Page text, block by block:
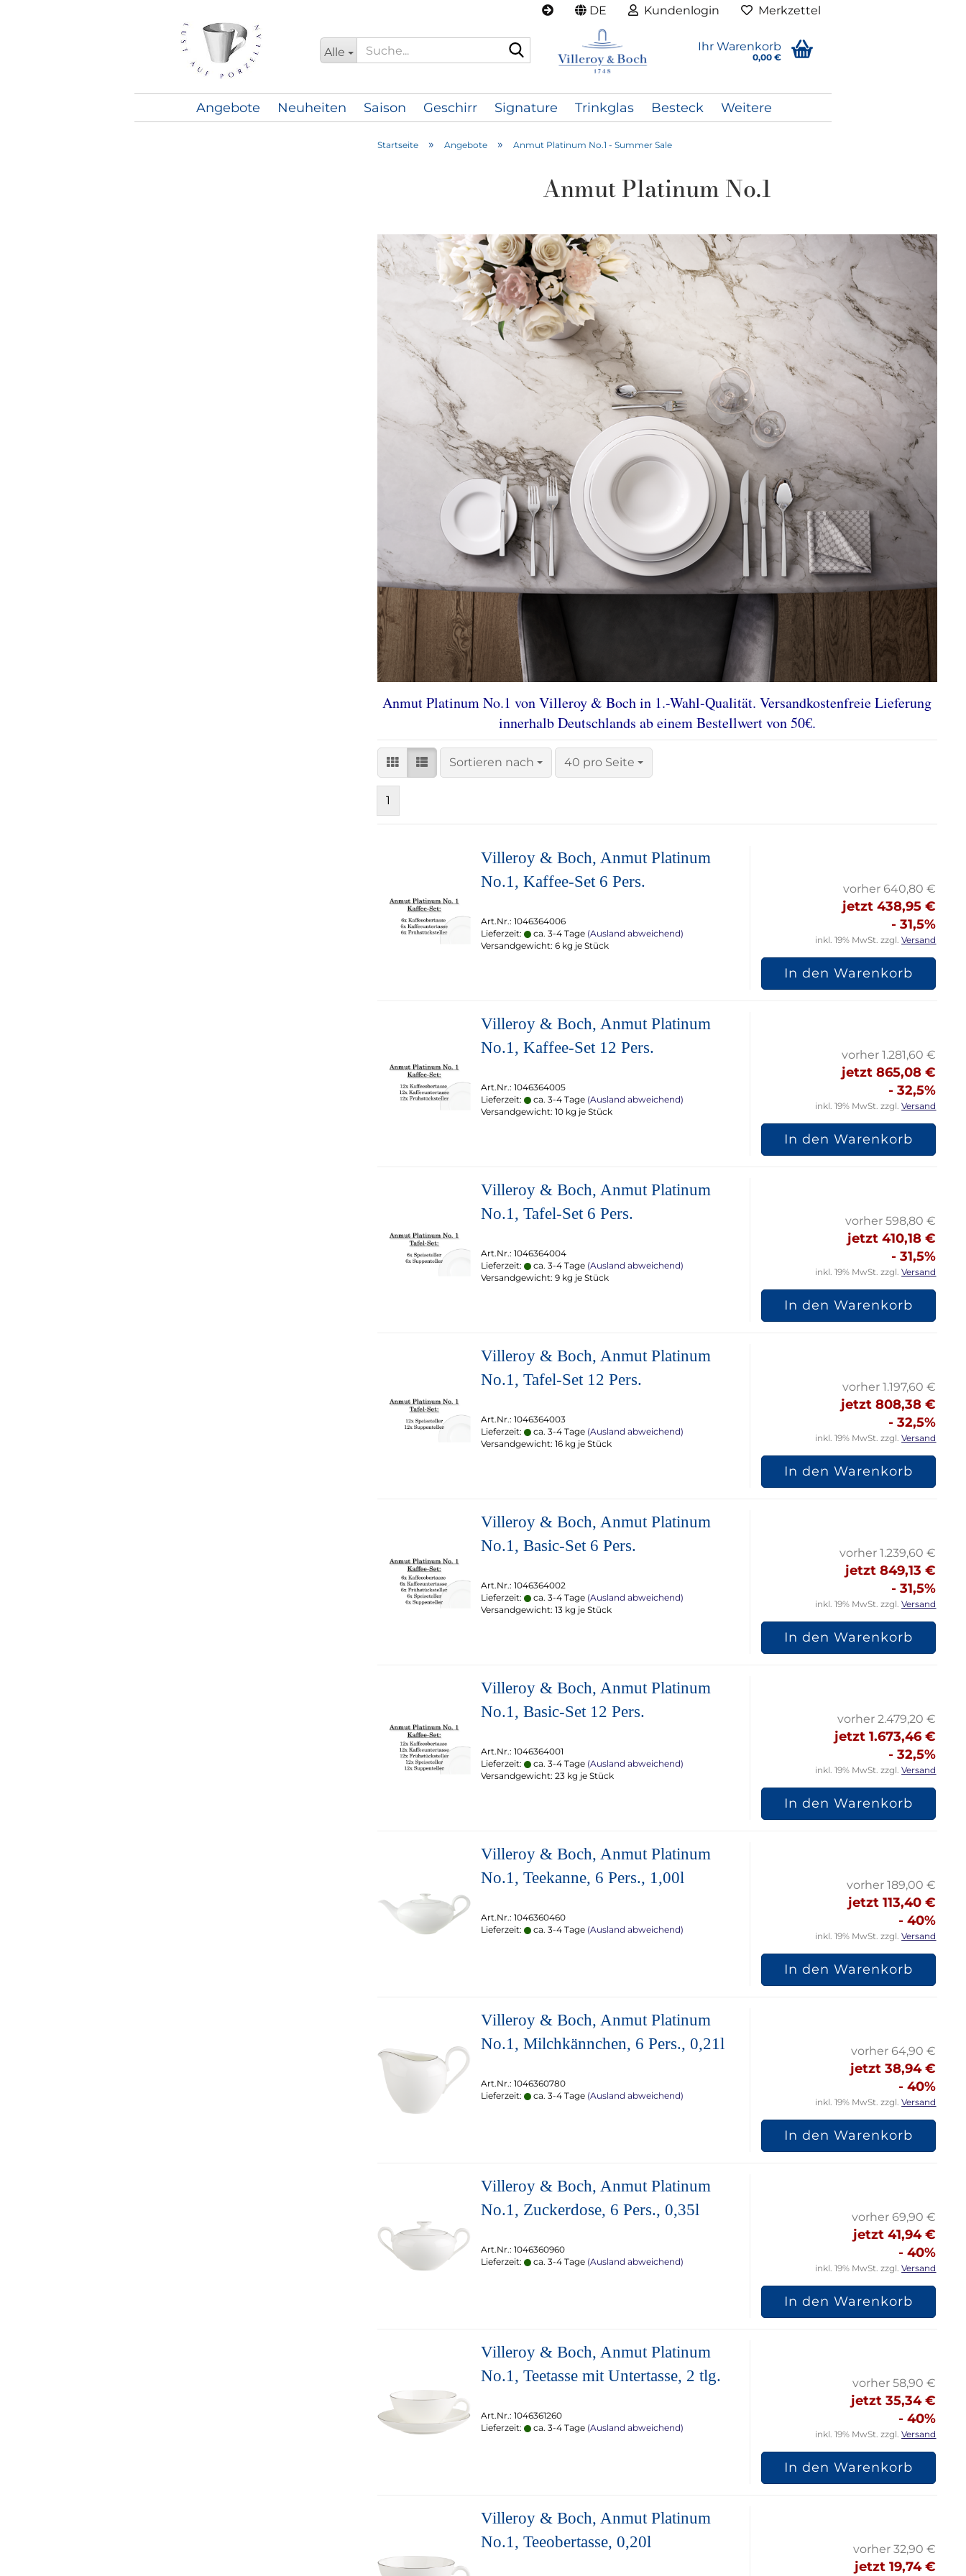
DE Kundenlogin Merkzettel
Alle Ihr Warenkorb
0,00 €
Angebote Neuheiten Saison Geschirr Signature Trinkglas Besteck Weitere
Startseite » Angebote » Anmut Platinum No.1 - Summer Sale
Anmut Platinum No.1
Anmut Platinum No.1 von Villeroy & Boch in 1.-Wahl-Qualität. Versandkostenfreie Lieferung
innerhalb Deutschlands ab einem Bestellwert von 50€.
Sortieren nach
Sortieren nach 40 pro Seite
pro Seite
1
Villeroy & Boch, Anmut Platinum
No.1, Kaffee-Set 6 Pers.
Art.Nr.: 1046364006
Lieferzeit:
ca. 3-4 Tage (Ausland abweichend)
Versandgewicht:6 kg je Stück
vorher 640,80 €
jetzt 438,95 €
- 31,5%
inkl. 19% MwSt. zzgl.Versand
In den Warenkorb
Villeroy & Boch, Anmut Platinum
No.1, Kaffee-Set 12 Pers.
Art.Nr.: 1046364005
Lieferzeit:
ca. 3-4 Tage (Ausland abweichend)
Versandgewicht:10 kg je Stück
vorher 1.281,60 €
jetzt 865,08 €
- 32,5%
inkl. 19% MwSt. zzgl.Versand
In den Warenkorb
Villeroy & Boch, Anmut Platinum
No.1, Tafel-Set 6 Pers.
Art.Nr.: 1046364004
Lieferzeit:
ca. 3-4 Tage (Ausland abweichend)
Versandgewicht:9 kg je Stück
vorher 598,80 €
jetzt 410,18 €
- 31,5%
inkl. 19% MwSt. zzgl.Versand
In den Warenkorb
Villeroy & Boch, Anmut Platinum
No.1, Tafel-Set 12 Pers.
Art.Nr.: 1046364003
Lieferzeit:
ca. 3-4 Tage (Ausland abweichend)
Versandgewicht:16 kg je Stück
vorher 1.197,60 €
jetzt 808,38 €
- 32,5%
inkl. 19% MwSt. zzgl.Versand
In den Warenkorb
Villeroy & Boch, Anmut Platinum
No.1, Basic-Set 6 Pers.
Art.Nr.: 1046364002
Lieferzeit:
ca. 3-4 Tage (Ausland abweichend)
Versandgewicht:13 kg je Stück
vorher 1.239,60 €
jetzt 849,13 €
- 31,5%
inkl. 19% MwSt. zzgl.Versand
In den Warenkorb
Villeroy & Boch, Anmut Platinum
No.1, Basic-Set 12 Pers.
Art.Nr.: 1046364001
Lieferzeit:
ca. 3-4 Tage (Ausland abweichend)
Versandgewicht:23 kg je Stück
vorher 2.479,20 €
jetzt 1.673,46 €
- 32,5%
inkl. 19% MwSt. zzgl.Versand
In den Warenkorb
Villeroy & Boch, Anmut Platinum
No.1, Teekanne, 6 Pers., 1,00l
Art.Nr.: 1046360460
Lieferzeit:
ca. 3-4 Tage (Ausland abweichend)
vorher 189,00 €
jetzt 113,40 €
- 40%
inkl. 19% MwSt. zzgl.Versand
In den Warenkorb
Villeroy & Boch, Anmut Platinum
No.1, Milchkännchen, 6 Pers., 0,21l
Art.Nr.: 1046360780
Lieferzeit:
ca. 3-4 Tage (Ausland abweichend)
vorher 64,90 €
jetzt 38,94 €
- 40%
inkl. 19% MwSt. zzgl.Versand
In den Warenkorb
Villeroy & Boch, Anmut Platinum
No.1, Zuckerdose, 6 Pers., 0,35l
Art.Nr.: 1046360960
Lieferzeit:
ca. 3-4 Tage (Ausland abweichend)
vorher 69,90 €
jetzt 41,94 €
- 40%
inkl. 19% MwSt. zzgl.Versand
In den Warenkorb
Villeroy & Boch, Anmut Platinum
No.1, Teetasse mit Untertasse, 2 tlg.
Art.Nr.: 1046361260
Lieferzeit:
ca. 3-4 Tage (Ausland abweichend)
vorher 58,90 €
jetzt 35,34 €
- 40%
inkl. 19% MwSt. zzgl.Versand
In den Warenkorb
Villeroy & Boch, Anmut Platinum
No.1, Teeobertasse, 0,20l
vorher 32,90 €
jetzt 19,74 €